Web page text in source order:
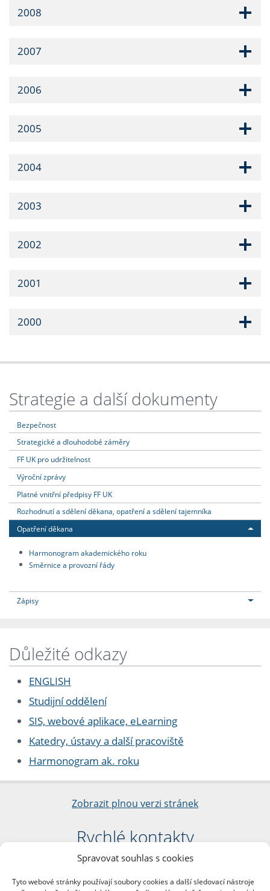
Spravovat souhlas s cookies
Tyto webové stránky používají soubory cookies a další sledovací nástroje
2008
2007
2006
2005
2004
2003
2002
2001
2000
Strategie a další dokumenty
Bezpečnost
Strategické a dlouhodobé záměry
FF UK pro udržitelnost
Výroční zprávy
Platné vnitřní předpisy FF UK
Rozhodnutí a sdělení děkana, opatření a sdělení tajemníka
Opatření děkana
Harmonogram akademického roku
Směrnice a provozní řády
Zápisy
Důležité odkazy
ENGLISH
Studijní oddělení
SIS, webové aplikace, eLearning
Katedry, ústavy a další pracoviště
Harmonogram ak. roku
Zobrazit plnou verzi stránek
Rychlé kontakty
Filozofická fakulta
nám. Jana Palacha 1/2